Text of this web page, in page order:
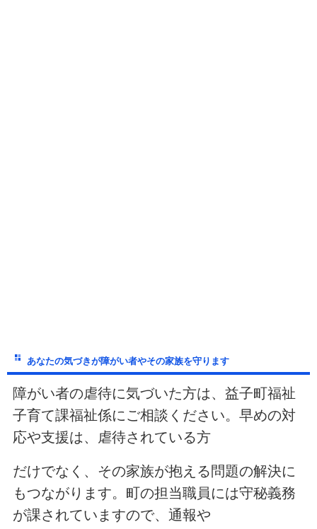
あなたの気づきが障がい者やその家族を守ります
障がい者の虐待に気づいた方は、益子町福祉
子育て課福祉係にご相談ください。早めの対
応や支援は、虐待されている方
だけでなく、その家族が抱える問題の解決に
もつながります。町の担当職員には守秘義務
が課されていますので、通報や